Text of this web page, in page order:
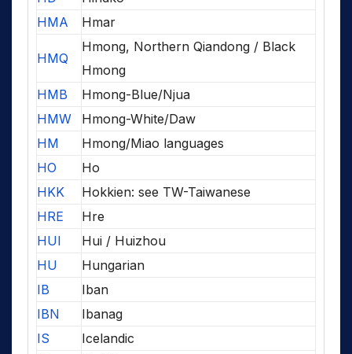
HMA
Hmar
HMQ
Hmong, Northern Qiandong / Black
Hmong
HMB
Hmong-Blue/Njua
HMW
Hmong-White/Daw
HM
Hmong/Miao languages
HO
Ho
HKK
Hokkien: see TW-Taiwanese
HRE
Hre
HUI
Hui / Huizhou
HU
Hungarian
IB
Iban
IBN
Ibanag
IS
Icelandic